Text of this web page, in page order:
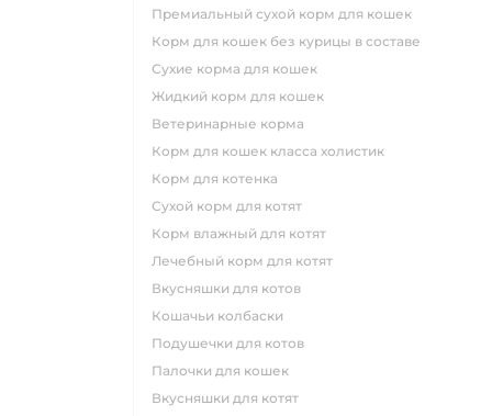
премиальный сухой корм для кошек
корм для кошек без курицы в составе
сухие корма для кошек
жидкий корм для кошек
ветеринарные корма
корм для кошек класса холистик
корм для котенка
сухой корм для котят
корм влажный для котят
лечебный корм для котят
вкусняшки для котов
кошачьи колбаски
подушечки для котов
палочки для кошек
вкусняшки для котят